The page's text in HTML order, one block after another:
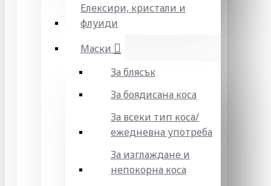
Елексири, кристали и
флуиди
Маски
За блясък
За боядисана коса
За всеки тип коса/
ежедневна употреба
За изглаждане и
непокорна коса